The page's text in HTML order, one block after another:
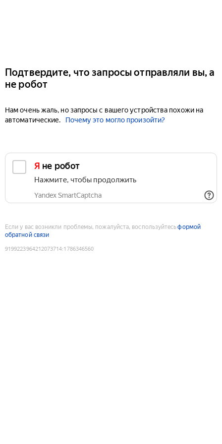
Подтвердите, что запросы отправляли вы, а
не робот
Нам очень жаль, но запросы с вашего устройства похожи на
автоматические.
Почему это могло произойти?
Я не робот
Нажмите, чтобы продолжить
Yandex SmartCaptcha
Если у вас возникли проблемы, пожалуйста, воспользуйтесьформой
обратной связи
9199223964212073714:1786346560